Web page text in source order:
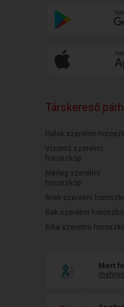
Társkereső
Halak szerelmi
Vízöntő szerelmi
horoszkóp
Mérleg szerelmi
horoszkóp
Ikrek szerelmi
Bak szerelmi
Bika szerelmi
Mert